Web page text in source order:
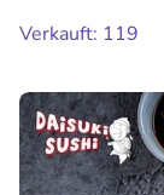
Verkauft: 119